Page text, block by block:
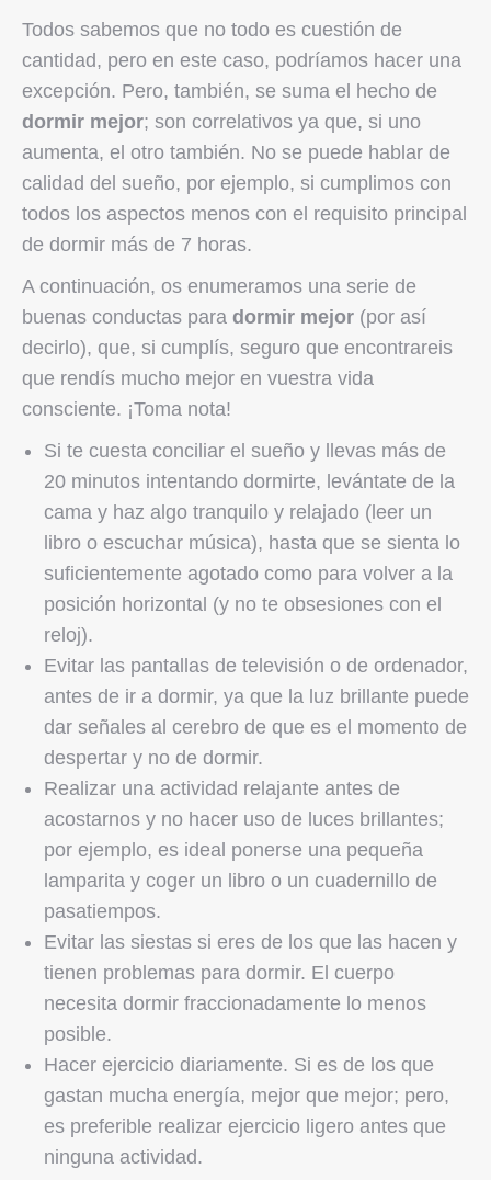
Todos sabemos que no todo es cuestión de
cantidad, pero en este caso, podríamos hacer una
excepción. Pero, también, se suma el hecho de
dormir mejor; son correlativos ya que, si uno
aumenta, el otro también. No se puede hablar de
calidad del sueño, por ejemplo, si cumplimos con
todos los aspectos menos con el requisito principal
de dormir más de 7 horas.
A continuación, os enumeramos una serie de
buenas conductas para dormir mejor (por así
decirlo), que, si cumplís, seguro que encontrareis
que rendís mucho mejor en vuestra vida
consciente. ¡Toma nota!
Si te cuesta conciliar el sueño y llevas más de
20 minutos intentando dormirte, levántate de la
cama y haz algo tranquilo y relajado (leer un
libro o escuchar música), hasta que se sienta lo
suficientemente agotado como para volver a la
posición horizontal (y no te obsesiones con el
reloj).
Evitar las pantallas de televisión o de ordenador,
antes de ir a dormir, ya que la luz brillante puede
dar señales al cerebro de que es el momento de
despertar y no de dormir.
Realizar una actividad relajante antes de
acostarnos y no hacer uso de luces brillantes;
por ejemplo, es ideal ponerse una pequeña
lamparita y coger un libro o un cuadernillo de
pasatiempos.
Evitar las siestas si eres de los que las hacen y
tienen problemas para dormir. El cuerpo
necesita dormir fraccionadamente lo menos
posible.
Hacer ejercicio diariamente. Si es de los que
gastan mucha energía, mejor que mejor; pero,
es preferible realizar ejercicio ligero antes que
ninguna actividad.